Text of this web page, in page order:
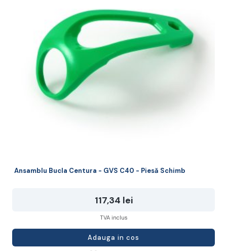
Ansamblu Bucla Centura - GVS C40 - Piesă Schimb
117,34 lei
TVA inclus
Adauga in cos